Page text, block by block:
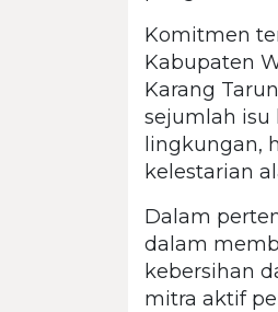
Komitmen
Kabupaten
Karang
sejumlah isu
lingkungan,
kelestarian
Dalam
dalam
kebersihan
mitra aktif